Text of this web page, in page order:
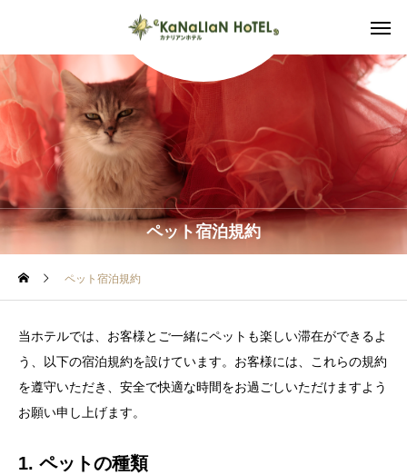
ペット宿泊規約
ペット宿泊規約
当ホテルでは、お客様とご一緒にペットも楽しい滞在ができるよ
う、以下の宿泊規約を設けています。お客様には、これらの規約
を遵守いただき、安全で快適な時間をお過ごしいただけますよう
お願い申し上げます。
1. ペットの種類